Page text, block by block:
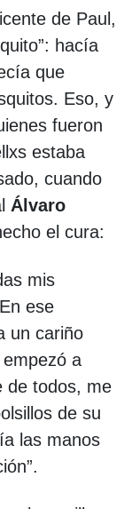
de Paul,
hacía
que
Eso, y
fueron
estaba
cuando
Álvaro
el cura:
mis
ese
un cariño
a
de todos, me
de su
las manos